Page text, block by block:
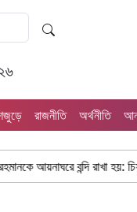
রাজনীতি অর্থনীতি
বন্দি রাখা হয়: চিফ